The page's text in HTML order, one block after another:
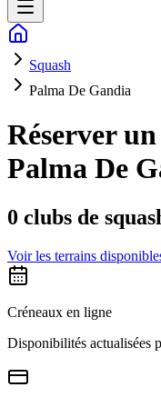
Squash
Palma De Gandia
Réserver
Palma De
0 clubs de
Voir les terrains
Créneaux en ligne
Disponibilités actualisées